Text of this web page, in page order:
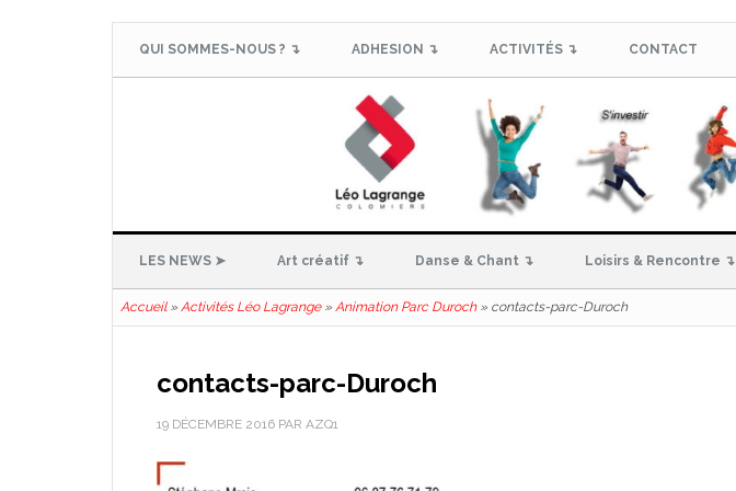
QUI SOMMES-NOUS ? ↴ ADHESION ↴ ACTIVITÉS ↴ CONTACT
LES NEWS ➤ Art créatif ↴ Danse & Chant ↴ Loisirs & Rencontre ↴
Accueil» Activités Léo Lagrange» Animation Parc Duroch» contacts-parc-Duroch
contacts-parc-Duroch
19 DÉCEMBRE 2016 PAR AZQ1